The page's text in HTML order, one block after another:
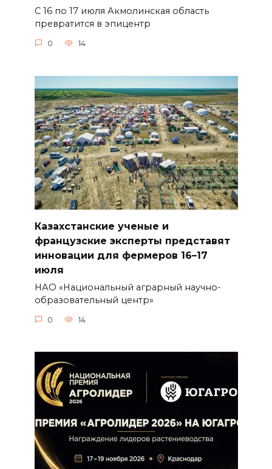
С 16 по 17 июля Акмолинская область
превратится в эпицентр
0 14
Казахстанские ученые и
французские эксперты представят
инновации для фермеров 16–17
июля
НАО «Национальный аграрный научно-
образовательный центр»
0 14